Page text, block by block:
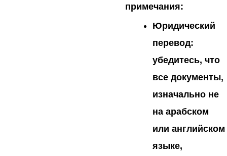
примечания:
Юридический
перевод:
убедитесь, что
все документы,
изначально не
на арабском
или английском
языке,